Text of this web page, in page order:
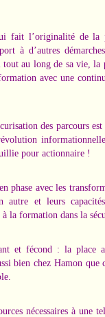
fait l’originalité de la
à d’autres
tout au long de sa vie,
avec une
des parcours
pour actionnaire !
phase avec les
et leurs capacités
la formation dans la
et fécond : la place
bien chez Hamon que
nécessaires à une